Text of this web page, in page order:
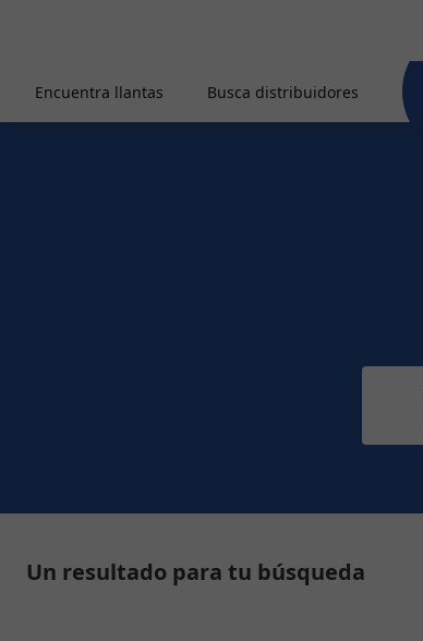
Encuentra llantas Busca distribuidores
Un resultado para tu búsqueda